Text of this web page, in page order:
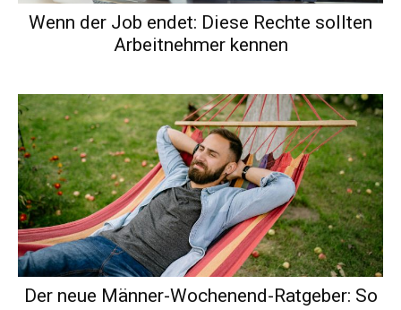
Wenn der Job endet: Diese Rechte sollten
Arbeitnehmer kennen
Der neue Männer-Wochenend-Ratgeber: So